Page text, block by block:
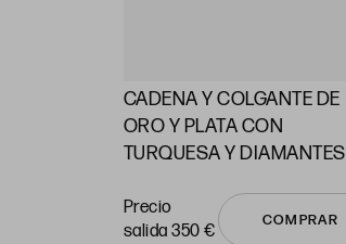
CADENA Y COLGANTE DE
ORO Y PLATA CON
TURQUESA Y DIAMANTES
Precio
salida 350 €
COMPRAR